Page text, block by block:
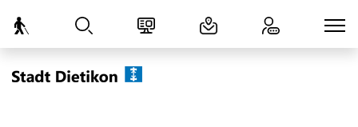
zur Startseite
Direkt zur Hauptnavigation
Direkt zum Inhalt
Direkt zur Suche
Direkt zum Stichwortverzeichnis
Dietikon